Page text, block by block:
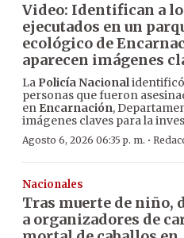
Video: Identifican a
ejecutados en un
ecológico de
aparecen imágenes
La Policía Nacionalidentificó
personas que fueron
en Encarnación,
imágenes claves para la
Agosto 6, 2026 06:35 p. m. ·
Nacionales
Tras muerte de niño,
a organizadores de